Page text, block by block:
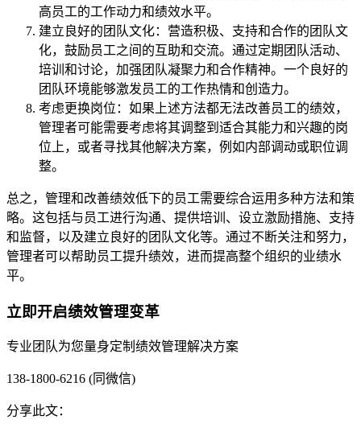
高员工的工作动力和绩效水平。
建立良好的团队文化：营造积极、支持和合作的团队文
化，鼓励员工之间的互助和交流。通过定期团队活动、
培训和讨论，加强团队凝聚力和合作精神。一个良好的
团队环境能够激发员工的工作热情和创造力。
考虑更换岗位：如果上述方法都无法改善员工的绩效，
管理者可能需要考虑将其调整到适合其能力和兴趣的岗
位上，或者寻找其他解决方案，例如内部调动或职位调
整。
总之，管理和改善绩效低下的员工需要综合运用多种方法和策
略。这包括与员工进行沟通、提供培训、设立激励措施、支持
和监督，以及建立良好的团队文化等。通过不断关注和努力，
管理者可以帮助员工提升绩效，进而提高整个组织的业绩水
平。
立即开启绩效管理变革
专业团队为您量身定制绩效管理解决方案
138-1800-6216 (同微信)
分享此文：